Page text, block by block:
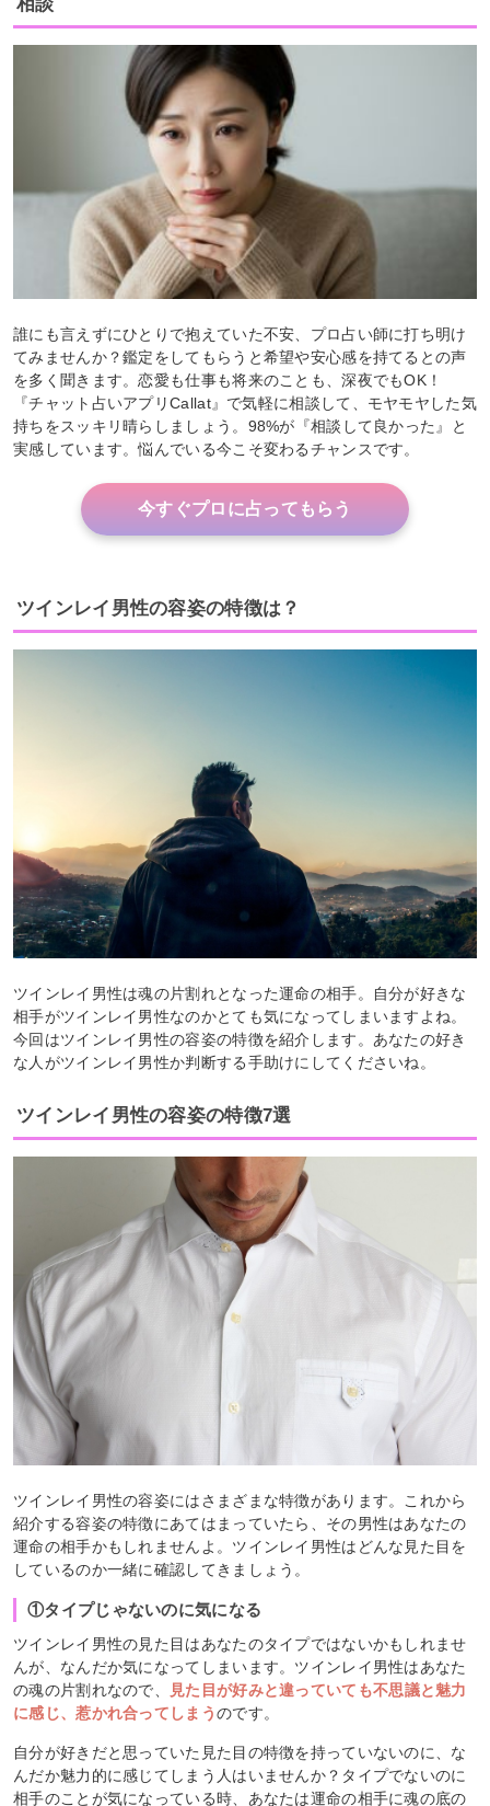
誰にも言えずにひとりで抱えていた不安、プロ占い師に打ち明け
てみませんか？鑑定をしてもらうと希望や安心感を持てるとの声
を多く聞きます。恋愛も仕事も将来のことも、深夜でもOK！
『チャット占いアプリCallat』で気軽に相談して、モヤモヤした気
持ちをスッキリ晴らしましょう。98%が『相談して良かった』と
実感しています。悩んでいる今こそ変わるチャンスです。
今すぐプロに占ってもらう
ツインレイ男性の容姿の特徴は？
ツインレイ男性は魂の片割れとなった運命の相手。自分が好きな
相手がツインレイ男性なのかとても気になってしまいますよね。
今回はツインレイ男性の容姿の特徴を紹介します。あなたの好き
な人がツインレイ男性か判断する手助けにしてくださいね。
ツインレイ男性の容姿の特徴7選
ツインレイ男性の容姿にはさまざまな特徴があります。これから
紹介する容姿の特徴にあてはまっていたら、その男性はあなたの
運命の相手かもしれませんよ。ツインレイ男性はどんな見た目を
しているのか一緒に確認してきましょう。
①タイプじゃないのに気になる
ツインレイ男性の見た目はあなたのタイプではないかもしれませ
んが、なんだか気になってしまいます。ツインレイ男性はあなた
の魂の片割れなので、
見た目が好みと違っていても不思議と魅力
に感じ、惹かれ合ってしまうのです。
自分が好きだと思っていた見た目の特徴を持っていないのに、な
んだか魅力的に感じてしまう人はいませんか？タイプでないのに
相手のことが気になっている時、あなたは運命の相手に魂の底の